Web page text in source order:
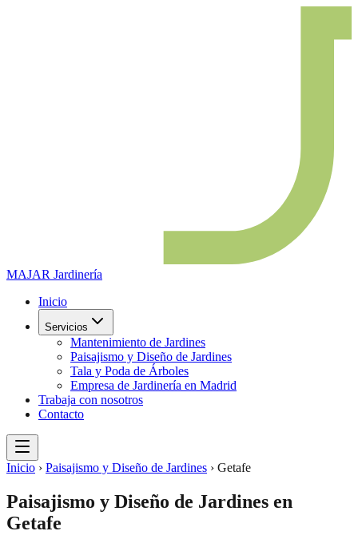
MAJAR Jardinería
Inicio
Servicios
Mantenimiento de Jardines
Paisajismo y Diseño de Jardines
Tala y Poda de Árboles
Empresa de Jardinería en Madrid
Trabaja con nosotros
Contacto
Inicio › Paisajismo y Diseño de Jardines › Getafe
Paisajismo y Diseño de Jardines en
Getafe